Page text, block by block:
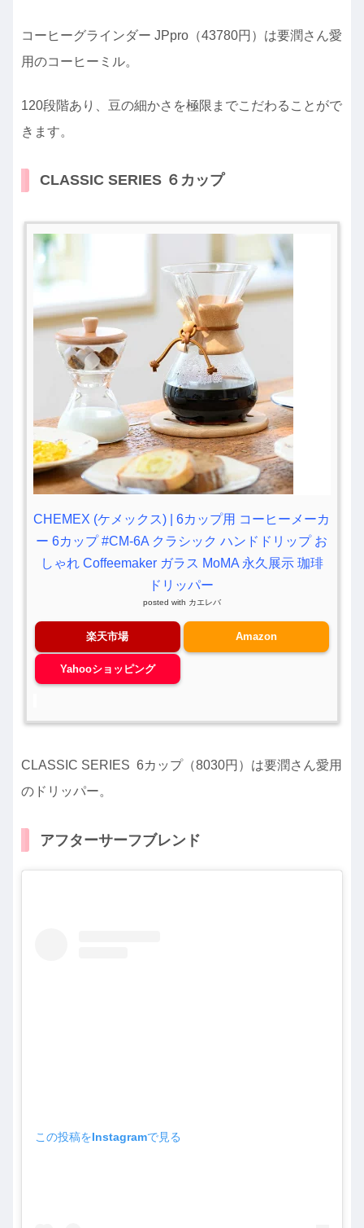
コーヒーグラインダー JPpro（43780円）は要潤さん愛
用のコーヒーミル。
120段階あり、豆の細かさを極限までこだわることがで
きます。
CLASSIC SERIES ６カップ
CHEMEX (ケメックス) | 6カップ用 コーヒーメーカ
ー 6カップ #CM-6A クラシック ハンドドリップ お
しゃれ Coffeemaker ガラス MoMA 永久展示 珈琲
ドリッパー
posted with カエレバ
楽天市場 Amazon
Yahooショッピング
CLASSIC SERIES 6カップ（8030円）は要潤さん愛用
のドリッパー。
アフターサーフブレンド
この投稿をInstagramで見る